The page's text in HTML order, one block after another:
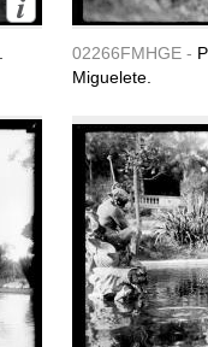
02266FMHGE -
Miguelete.